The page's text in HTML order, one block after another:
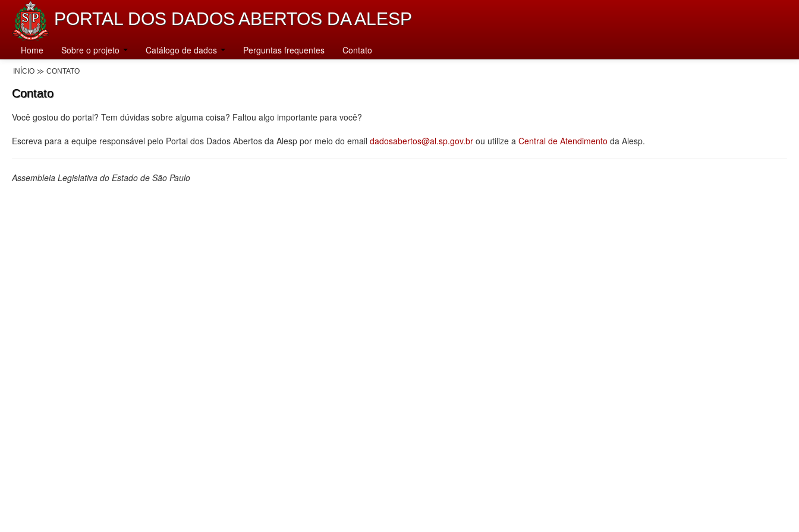
PORTAL DOS DADOS ABERTOS DA ALESP
Home Sobre o projeto Catálogo de dados Perguntas frequentes Contato
INÍCIO CONTATO
Contato
Você gostou do portal? Tem dúvidas sobre alguma coisa? Faltou algo importante para você?
Escreva para a equipe responsável pelo Portal dos Dados Abertos da Alesp por meio do email dadosabertos@al.sp.gov.br ou utilize a Central de Atendimento da Alesp.
Assembleia Legislativa do Estado de São Paulo